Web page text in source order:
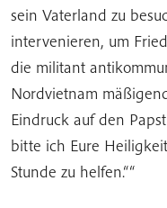
sein Vaterland zu
intervenieren, um
die militant
Nordvietnam
Eindruck auf den
bitte ich Eure
Stunde zu helfen.““